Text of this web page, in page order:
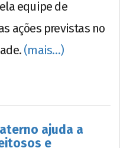
equipe de
ações previstas no
(mais…)
ajuda a
e